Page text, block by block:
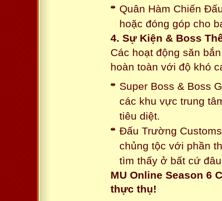
Quân Hàm Chiến
hoặc đóng góp cho
4. Sự Kiện & Boss
Các hoạt động săn
hoàn toàn với độ khó
Super Boss & Boss
các khu vực trung
tiêu diệt.
Đấu Trường
chủng tộc với phần
tìm thấy ở bất cứ
MU Online Season 6
thực thụ!